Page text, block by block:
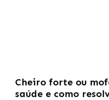
Cheiro forte ou
saúde e como